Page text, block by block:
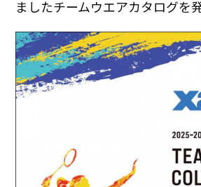
ましたチームウエアカタログを